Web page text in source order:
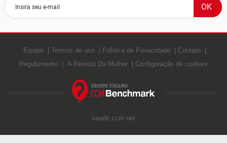
Equipe Termos de uso Política de Privacidade
Contato
Regulamento
A Revista Da Mulher Configuração de cookies
saude.ccm.net